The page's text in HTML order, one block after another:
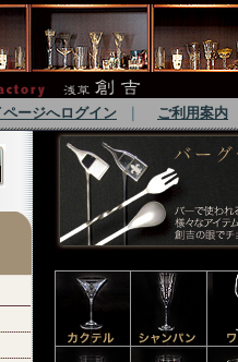
ページへログイン ご利用案内